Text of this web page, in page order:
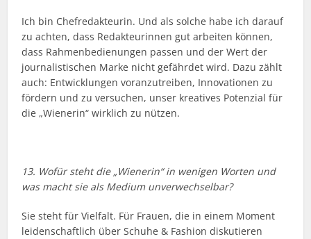
Ich bin Chefredakteurin. Und als solche habe ich darauf
zu achten, dass Redakteurinnen gut arbeiten können,
dass Rahmenbedienungen passen und der Wert der
journalistischen Marke nicht gefährdet wird. Dazu zählt
auch: Entwicklungen voranzutreiben, Innovationen zu
fördern und zu versuchen, unser kreatives Potenzial für
die „Wienerin“ wirklich zu nützen.
13. Wofür steht die „Wienerin“ in wenigen Worten und
was macht sie als Medium unverwechselbar?
Sie steht für Vielfalt. Für Frauen, die in einem Moment
leidenschaftlich über Schuhe & Fashion diskutieren